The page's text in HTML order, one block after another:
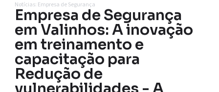
Notícias: Empresa de Segurança
Empresa de Segurança
em Valinhos: A inovação
em treinamento e
capacitação para
Redução de